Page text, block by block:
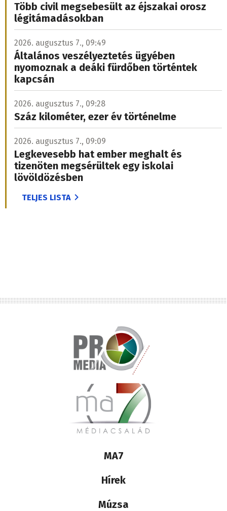
Több civil megsebesült az éjszakai orosz
légitámadásokban
2026. augusztus 7., 09:49
Általános veszélyeztetés ügyében
nyomoznak a deáki fürdőben történtek
kapcsán
2026. augusztus 7., 09:28
Száz kilométer, ezer év történelme
2026. augusztus 7., 09:09
Legkevesebb hat ember meghalt és
tizenöten megsérültek egy iskolai
lövöldözésben
TELJES LISTA
Lábléc
médiacsalád
MA7
Hírek
Múzsa